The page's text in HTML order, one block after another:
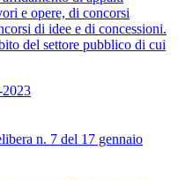
e opere, di concorsi
di idee e di concessioni.
del settore pubblico di cui
n. 7 del 17 gennaio